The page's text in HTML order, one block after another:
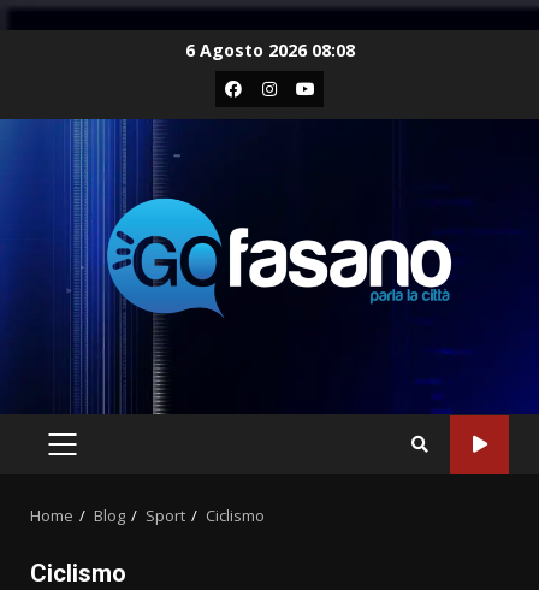
6 Agosto 2026 08:08
Facebook
Instagram
Youtube
PRIMARY
Home Blog Sport Ciclismo
Ciclismo